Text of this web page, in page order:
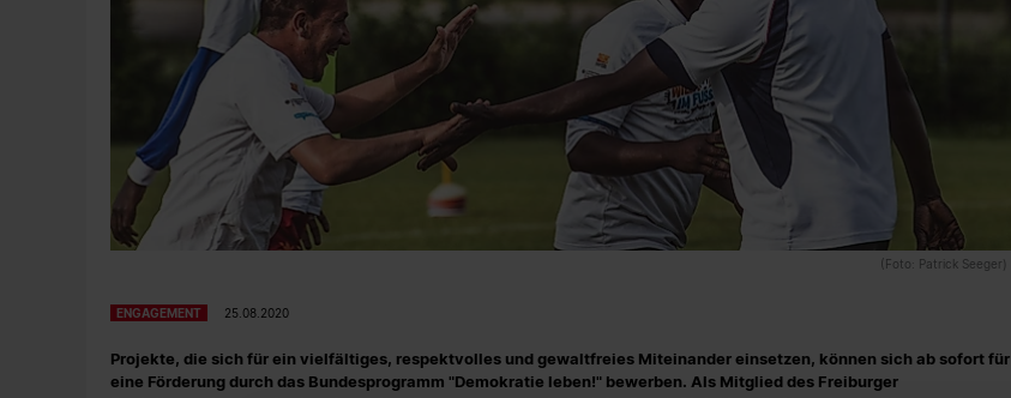
(Foto: Patrick Seeger)
ENGAGEMENT 25.08.2020
Projekte, die sich für ein vielfältiges, respektvolles und gewaltfreies Miteinander einsetzen, können sich ab sofort für
eine Förderung durch das Bundesprogramm "Demokratie leben!" bewerben. Als Mitglied des Freiburger